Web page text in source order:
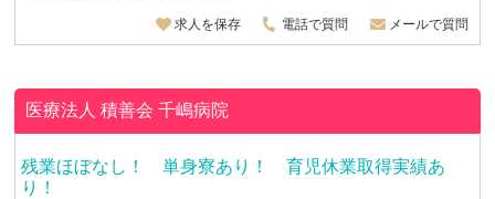
求人を保存 電話で質問 メールで質問
医療法人 積善会千嶋病院
残業ほぼなし！ 単身寮あり！ 育児休業取得実績あ
り！